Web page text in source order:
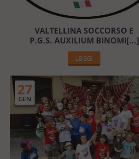
VALTELLINA SOCCORSO E
P.G.S. AUXILIUM BINOMI[...]
LEGGI
27
GEN